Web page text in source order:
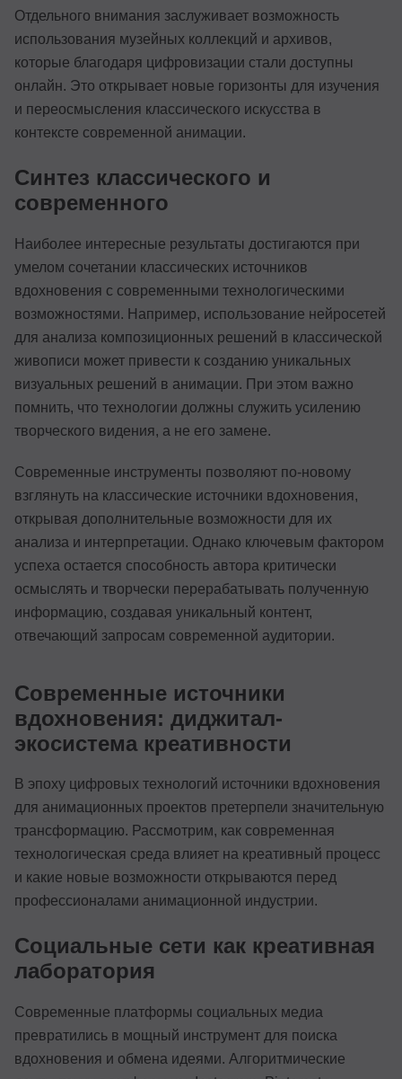
Отдельного внимания заслуживает возможность
использования музейных коллекций и архивов,
которые благодаря цифровизации стали доступны
онлайн. Это открывает новые горизонты для изучения
и переосмысления классического искусства в
контексте современной анимации.
Синтез классического и
современного
Наиболее интересные результаты достигаются при
умелом сочетании классических источников
вдохновения с современными технологическими
возможностями. Например, использование нейросетей
для анализа композиционных решений в классической
живописи может привести к созданию уникальных
визуальных решений в анимации. При этом важно
помнить, что технологии должны служить усилению
творческого видения, а не его замене.
Современные инструменты позволяют по-новому
взглянуть на классические источники вдохновения,
открывая дополнительные возможности для их
анализа и интерпретации. Однако ключевым фактором
успеха остается способность автора критически
осмыслять и творчески перерабатывать полученную
информацию, создавая уникальный контент,
отвечающий запросам современной аудитории.
Современные источники
вдохновения: диджитал-
экосистема креативности
В эпоху цифровых технологий источники вдохновения
для анимационных проектов претерпели значительную
трансформацию. Рассмотрим, как современная
технологическая среда влияет на креативный процесс
и какие новые возможности открываются перед
профессионалами анимационной индустрии.
Социальные сети как креативная
лаборатория
Современные платформы социальных медиа
превратились в мощный инструмент для поиска
вдохновения и обмена идеями. Алгоритмические